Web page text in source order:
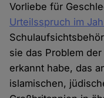
Vorliebe für
Urteilsspruch im
sie das Problem
erkannt habe, das
islamischen,